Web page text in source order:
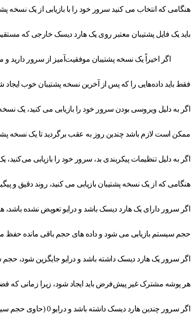
هنگامی که انتخاب می کنید سرور خود را با بازیابی از یک نسخه
باید یک فایل پشتیبان معتبر روی یک هارد دیسک خارجی که
اگر اخیراً یک نسخه پشتیبان موفقیت‌آمیز از سرور
فقط باید داده‌هایی را که پس از آخرین نسخه پشتیبان خوب ایجاد
اگر به دلیل ویروسی بودن سرور خود را بازیابی می کنید، یک
ممکن است لازم باشد چندین روز به عقب برگردید تا یک نسخه
اگر به دلیل تنظیمات پیکربندی بد، سرور خود را بازیابی
هنگامی که از یک نسخه پشتیبان بازیابی می کنید، روند دقیق و
اگر سرور دارای یک هارد دیسک باشد و درایو تعویض نشده باشد،
حجم سیستم بازیابی می شود و داده های حجم باقی مانده حفظ
اگر سرور یک هارد دیسک داشته باشد و درایو جایگزین شود،
هر پوشه مشترک غیر پیش‌فرض باید ایجاد شود، زیرا زمانی که
اگر سرور چندین هارد دیسک داشته باشد و درایو 0 (حاوی حجم سیستم) تعویض نشود، اطلاعات پارتیشن درایو هنگام بازیابی سرور دست نخورده باقی می ماند.